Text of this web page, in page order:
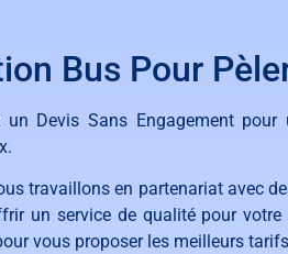
Bus Pour
un Devis Sans Engagement
travaill onsen partenariatavec
rirun servicedequal itépourvotre
vous proposerles meilleurs tarifs